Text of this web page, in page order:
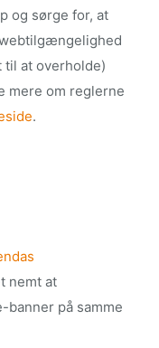
og sørge for, at
at overholde)
mere om reglerne
.
nemt at
banner på samme